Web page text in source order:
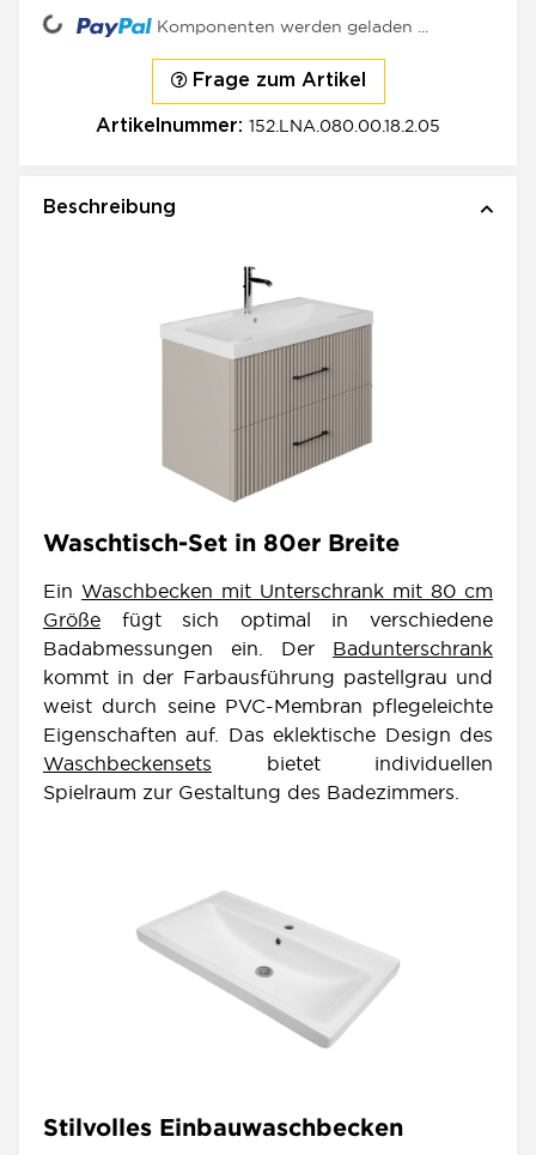
Komponenten werden geladen ...
Frage zum Artikel
Artikelnummer: 152.LNA.080.00.18.2.05
Beschreibung
Waschtisch-Set in 80er Breite
Ein Waschbecken mit Unterschrank mit 80 cm
Größe fügt sich optimal in verschiedene
Badabmessungen ein. Der Badunterschrank
kommt in der Farbausführung pastellgrau und
weist durch seine PVC-Membran pflegeleichte
Eigenschaften auf. Das eklektische Design des
Waschbeckensets bietet individuellen
Spielraum zur Gestaltung des Badezimmers.
Stilvolles Einbauwaschbecken